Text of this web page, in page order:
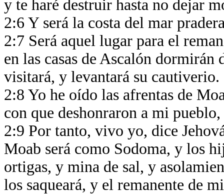
y te haré destruir hasta no dejar
2:6 Y será la costa del mar
2:7 Será aquel lugar para el
en las casas de Ascalón dormirán
visitará, y levantará su cautiverio.
2:8 Yo he oído las afrentas de
con que deshonraron a mi
2:9 Por tanto, vivo yo, dice
Moab será como Sodoma, y los
ortigas, y mina de sal, y
los saqueará, y el remanente de